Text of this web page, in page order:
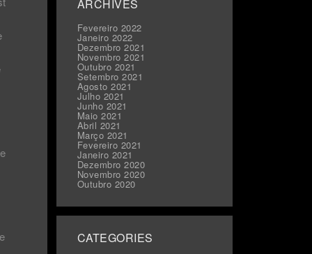
ARCHIVES
Fevereiro 2022
Janeiro 2022
Dezembro 2021
Novembro 2021
Outubro 2021
Setembro 2021
Agosto 2021
Julho 2021
Junho 2021
Maio 2021
Abril 2021
Março 2021
Fevereiro 2021
Janeiro 2021
Dezembro 2020
Novembro 2020
Outubro 2020
CATEGORIES